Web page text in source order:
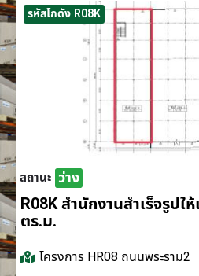
รหัสโกดัง R08K
สถานะ ว่าง
R08K สำนักงานสำเร็จรูปใ
ตร.ม.
โครงการ HR08 ถนนพระราม2